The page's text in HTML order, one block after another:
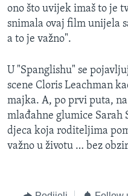
ono što uvijek imaš to je
snimala ovaj film unijela
a to je važno".
U "Spanglishu" se
scene Cloris Leachman
majka. A, po prvi puta,
mlađahne glumice Sarah
djeca koja roditeljima
važno u životu … bez